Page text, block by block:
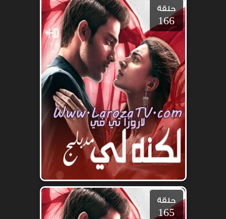
حلقة
166
حلقة
165